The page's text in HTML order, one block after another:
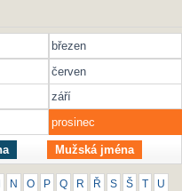
březen
červen
září
prosinec
Mužská jména
N O P Q R Ř S Š U